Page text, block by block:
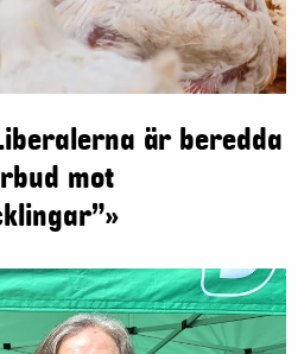
är beredda
mot